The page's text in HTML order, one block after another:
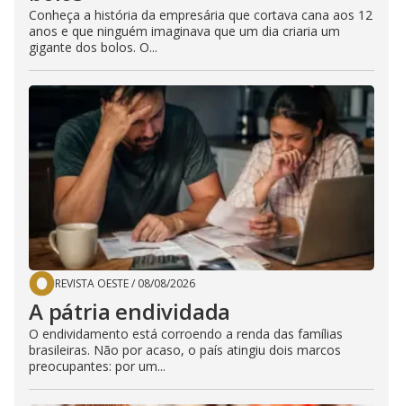
Conheça a história da empresária que cortava cana aos 12
anos e que ninguém imaginava que um dia criaria um
gigante dos bolos. O...
REVISTA OESTE/ 08/08/2026
A pátria endividada
O endividamento está corroendo a renda das famílias
brasileiras. Não por acaso, o país atingiu dois marcos
preocupantes: por um...